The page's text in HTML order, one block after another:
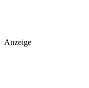
Anzeige